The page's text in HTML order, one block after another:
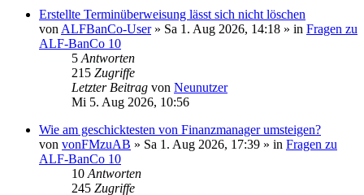
Erstellte Terminüberweisung lässt sich nicht löschen
von ALFBanCo-User» Sa 1. Aug 2026, 14:18 » in Fragen zu
ALF-BanCo 10
5 Antworten
215 Zugriffe
Letzter Beitrag von Neunutzer
Mi 5. Aug 2026, 10:56
Wie am geschicktesten von Finanzmanager umsteigen?
von vonFMzuAB » Sa 1. Aug 2026, 17:39 » in Fragen zu
ALF-BanCo 10
10 Antworten
245 Zugriffe